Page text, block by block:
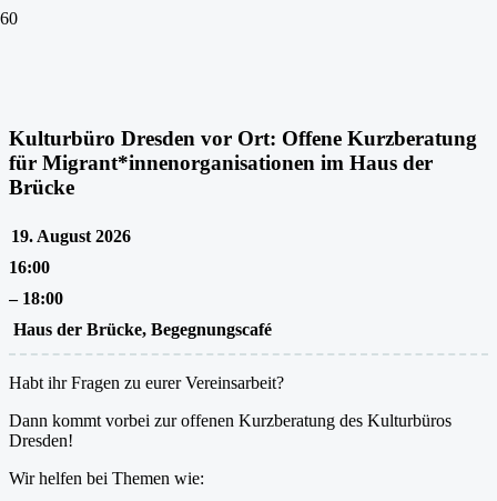
Kulturbüro Dresden vor Ort: Offene Kurzberatung
für Migrant*innenorganisationen im Haus der
Brücke
19. August 2026
16:00
– 18:00
Haus der Brücke, Begegnungscafé
Habt ihr Fragen zu eurer Vereinsarbeit?
Dann kommt vorbei zur offenen Kurzberatung des Kulturbüros
Dresden!
Wir helfen bei Themen wie: